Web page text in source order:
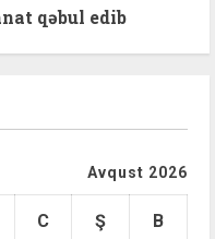
qəbul edib
Avqust 2026
C Ş B